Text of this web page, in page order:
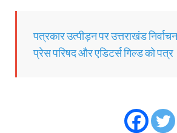
पत्रकार उत्पीड़न पर उत्तराखंड
प्रेस परिषद और एडिटर्स गिल्ड को पत्र